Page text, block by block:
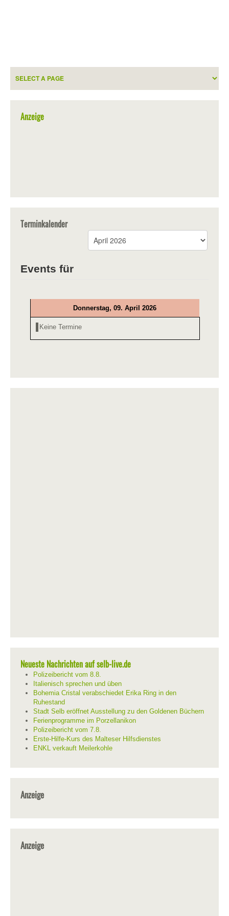
Anzeige
Terminkalender
Events für
Donnerstag, 09. April 2026
Keine Termine
Neueste Nachrichten auf selb-live.de
Polizeibericht vom 8.8.
Italienisch sprechen und üben
Bohemia Cristal verabschiedet Erika Ring in den
Ruhestand
Stadt Selb eröffnet Ausstellung zu den Goldenen Büchern
Ferienprogramme im Porzellanikon
Polizeibericht vom 7.8.
Erste-Hilfe-Kurs des Malteser Hilfsdienstes
ENKL verkauft Meilerkohle
Anzeige
Anzeige